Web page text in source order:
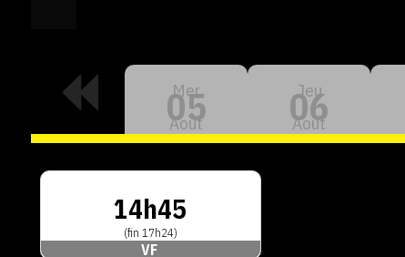
Mer
05
Aout
Jeu
06
Aout
14h45
(fin 17h24)
VF